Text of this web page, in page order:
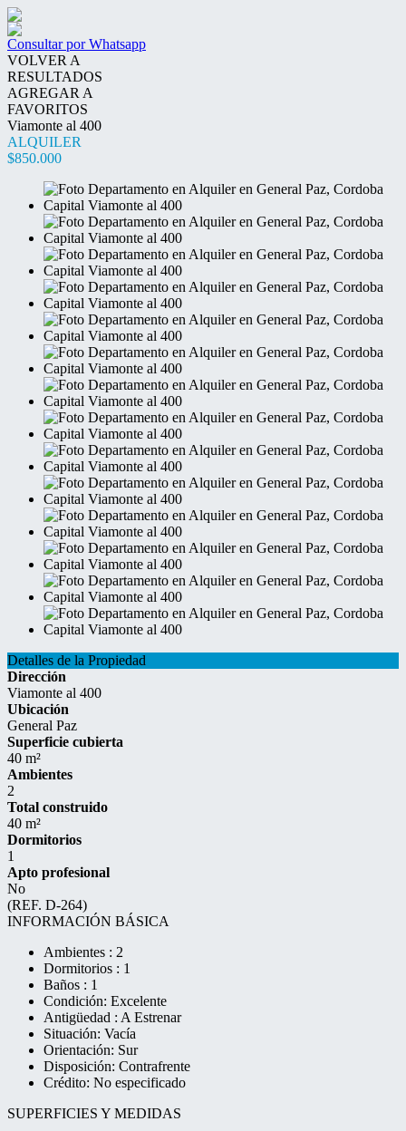
Consultar por Whatsapp
VOLVER A
RESULTADOS
AGREGAR A
FAVORITOS
Viamonte al 400
ALQUILER
$850.000
Detalles de la Propiedad
Dirección
Viamonte al 400
Ubicación
General Paz
Superficie cubierta
40 m²
Ambientes
2
Total construido
40 m²
Dormitorios
1
Apto profesional
No
(REF. D-264)
INFORMACIÓN BÁSICA
Ambientes : 2
Dormitorios : 1
Baños : 1
Condición: Excelente
Antigüedad : A Estrenar
Situación: Vacía
Orientación: Sur
Disposición: Contrafrente
Crédito: No especificado
SUPERFICIES Y MEDIDAS